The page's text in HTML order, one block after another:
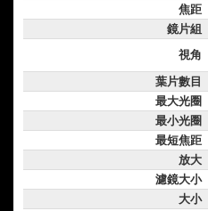
焦距
鏡片組
視角
葉片數目
最大光圈
最小光圈
最短焦距
放大
濾鏡大小
大小